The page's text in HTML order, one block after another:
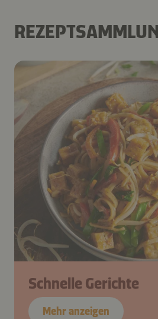
Schnelle Gerichte
Mehr anzeigen